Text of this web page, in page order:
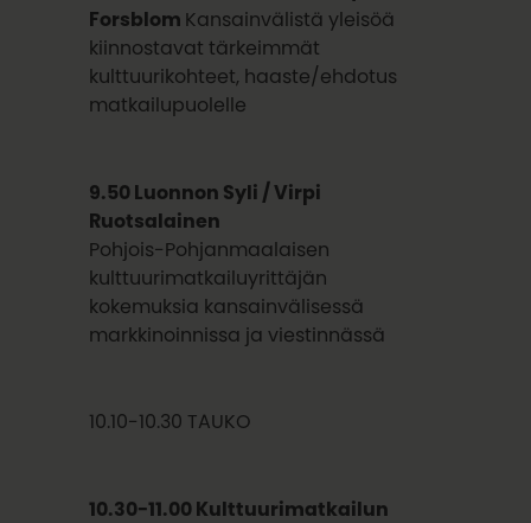
Forsblom Kansainvälistä yleisöä
kiinnostavat tärkeimmät
kulttuurikohteet, haaste/ehdotus
matkailupuolelle
9.50 Luonnon Syli / Virpi
Ruotsalainen
Pohjois-Pohjanmaalaisen
kulttuurimatkailuyrittäjän
kokemuksia kansainvälisessä
markkinoinnissa ja viestinnässä
10.10-10.30 TAUKO
10.30-11.00 Kulttuurimatkailun